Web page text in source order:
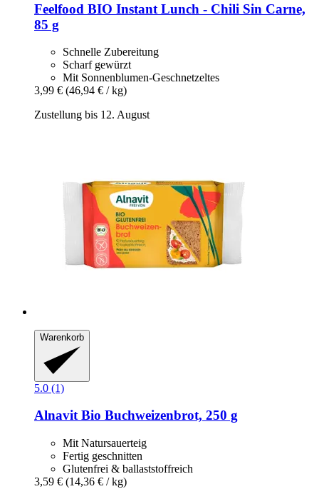
Feelfood BIO Instant Lunch -​ Chili Sin Carne,
85 g
Schnelle Zubereitung
Scharf gewürzt
Mit Sonnenblumen-Geschnetzeltes
3,99 € (46,94 € / kg)
Zustellung bis 12. August
Warenkorb
5.0 (1)
AlnavitBio Buchweizenbrot, 250 g
Mit Natursauerteig
Fertig geschnitten
Glutenfrei & ballaststoffreich
3,59 € (14,36 € / kg)